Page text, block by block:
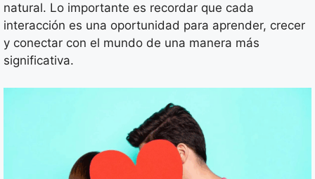
natural. Lo importante es recordar que cada
interacción es una oportunidad para aprender, crecer
y conectar con el mundo de una manera más
significativa.